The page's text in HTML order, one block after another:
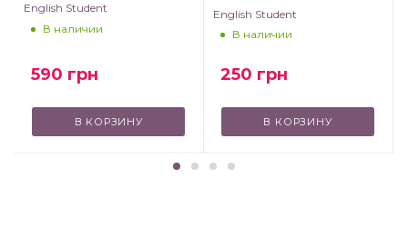
English Student
В наличии
590 грн
В КОРЗИНУ
English Student
В наличии
250 грн
В КОРЗИНУ